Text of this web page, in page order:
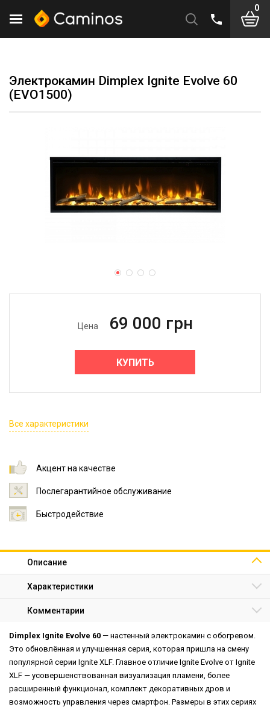
0
Электрокамин Dimplex Ignite Evolve 60
(EVO1500)
Цена 69 000 грн
КУПИТЬ
Все характеристики
Акцент на качестве
Послегарантийное обслуживание
Быстродействие
Описание
Характеристики
Комментарии
Dimplex Ignite Evolve 60 — настенный электрокамин с обогревом.
Это обновлённая и улучшенная серия, которая пришла на смену
популярной серии Ignite XLF. Главное отличие Ignite Evolve от Ignite
XLF — усовершенствованная визуализация пламени, более
расширенный функционал, комплект декоративных дров и
возможность управления через смартфон. Размеры в этих сериях